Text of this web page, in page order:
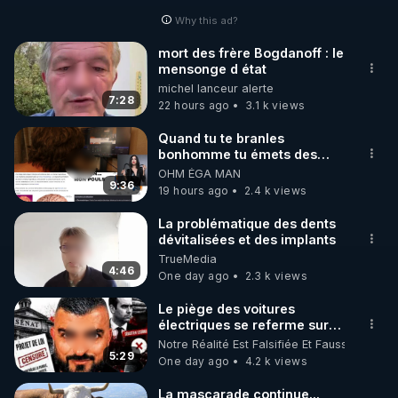
🌱 INSTAGRAM
https://www.instagram.com/rdlr_thierrycasasnovas/
http://rgnr.li/instagram
🌱 LA NEWSLETTER
Pour ne pas rater l’actualité RGNR (stages,
http://rgnr.li/news
🌱 VIDÉOS NON CENSURÉES SUR ODYSEE
Toutes les vidéos Youtube sont aussi sur la
http://rgnr.li/odysee
🌱 LES STAGES EN PRÉSENTIEL
Why this ad?
7:28
mort des frère Bogdanoff : le
mensonge d état
michel lanceur alerte
22 hours ago
3.1 k views
9:36
Quand tu te branles
bonhomme tu émets des
ondes ils ont juste omis de
t'expliquer
OHM ÉGA MAN
19 hours ago
2.4 k views
4:46
La problématique des dents
dévitalisées et des implants
TrueMedia
One day ago
2.3 k views
5:29
Le piège des voitures
électriques se referme sur
les usagers !
Notre Réalité Est Falsifiée Et Fausse
One day ago
4.2 k views
La mascarade continue...